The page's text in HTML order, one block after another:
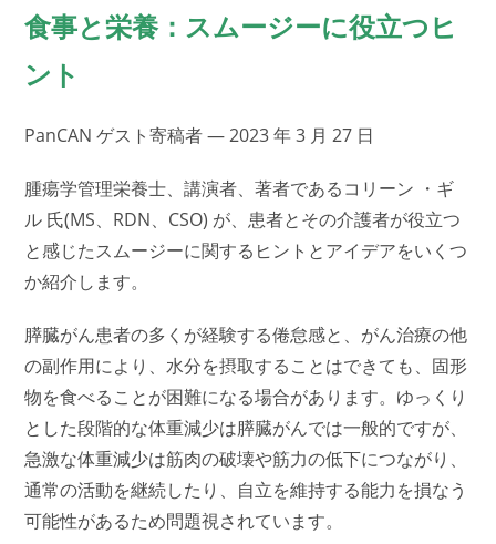
食事と栄養：スムージーに役立つヒ
ント
PanCAN ゲスト寄稿者 — 2023 年 3 月 27 日
腫瘍学管理栄養士、講演者、著者であるコリーン ・ギ
ル 氏(MS、RDN、CSO) が、患者とその介護者が役立つ
と感じたスムージーに関するヒントとアイデアをいくつ
か紹介します。
膵臓がん患者の多くが経験する倦怠感と、がん治療の他
の副作用により、水分を摂取することはできても、固形
物を食べることが困難になる場合があります。ゆっくり
とした段階的な体重減少は膵臓がんでは一般的ですが、
急激な体重減少は筋肉の破壊や筋力の低下につながり、
通常の活動を継続したり、自立を維持する能力を損なう
可能性があるため問題視されています。